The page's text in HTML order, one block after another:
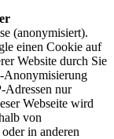
(anonymisiert).
einen Cookie auf
Website durch Sie
Anonymisierung
Adressen nur
Webseite wird
von
in anderen